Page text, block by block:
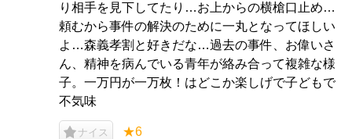
り相手を見下してたり…お上からの横槍口止め…
頼むから事件の解決のために一丸となってほしい
よ…森義孝割と好きだな…過去の事件、お偉いさ
ん、精神を病んでいる青年が絡み合って複雑な様
子。一万円が一万枚！はどこか楽しげで子どもで
不気味
ナイス ★6